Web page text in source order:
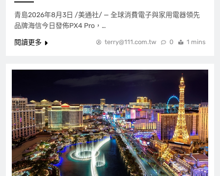
青島2026年8月3日 /美通社/ — 全球消費電子與家用電器領先
品牌海信今日發佈PX4 Pro，…
閱讀更多
terry@111.com.tw 0 1 mins